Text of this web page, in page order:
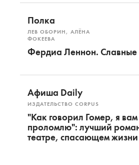
Полка
ЛЕВ ОБОРИН, АЛЁНА
ФОКЕЕВА
Фердиа Леннон. Славные
Афиша Daily
ИЗДАТЕЛЬСТВО CORPUS
"Как говорил Гомер, я
проломлю": лучший
театре, спасающем жизни